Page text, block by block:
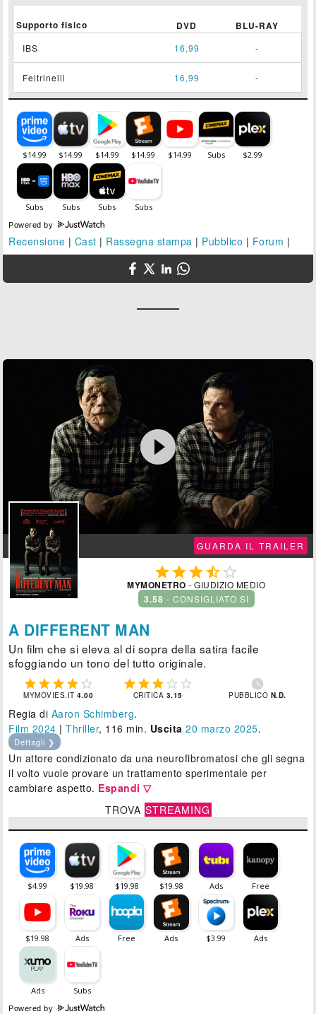
Supporto fisico DVD BLU-RAY
IBS 16,99 -
Feltrinelli 16,99 -
Powered by
Recensione | Cast | Rassegna stampa | Pubblico | Forum |

GUARDA IL TRAILER
 
MYMONETRO - GIUDIZIO MEDIO
3.58 - CONSIGLIATO SÌ
A DIFFERENT MAN
Un film che si eleva al di sopra della satira facile
sfoggiando un tono del tutto originale.
    
MYMOVIES.IT4.00
    
CRITICA 3.15

PUBBLICO N.D.
Regia di Aaron Schimberg.
Film 2024 |Thriller, 116 min. Uscita 20 marzo 2025.
Dettagli ❯
Un attore condizionato da una neurofibromatosi che gli segna
il volto vuole provare un trattamento sperimentale per
cambiare aspetto. Espandi ▽
TROVA STREAMING
Powered by